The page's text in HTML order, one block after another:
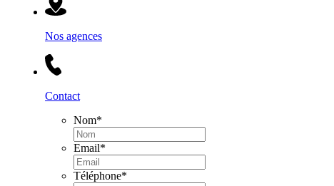
Nos agences
Contact
Nom*
Email*
Téléphone*